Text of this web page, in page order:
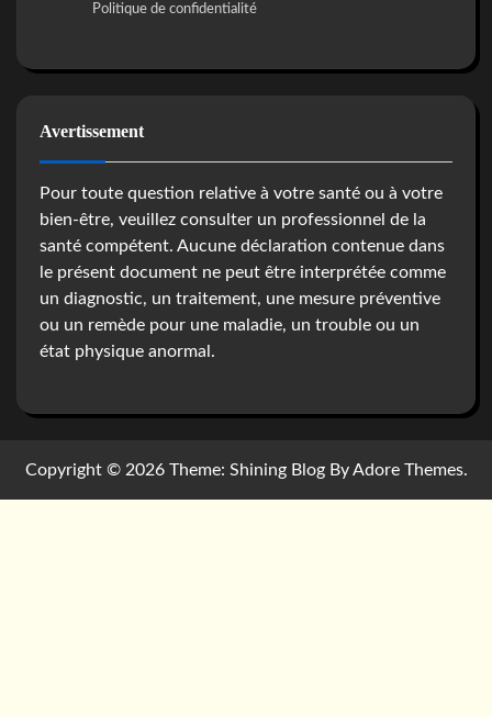
Politique de confidentialité
Avertissement
Pour toute question relative à votre santé ou à votre
bien-être, veuillez consulter un professionnel de la
santé compétent. Aucune déclaration contenue dans
le présent document ne peut être interprétée comme
un diagnostic, un traitement, une mesure préventive
ou un remède pour une maladie, un trouble ou un
état physique anormal.
Copyright © 2026 Theme: Shining Blog By Adore Themes.